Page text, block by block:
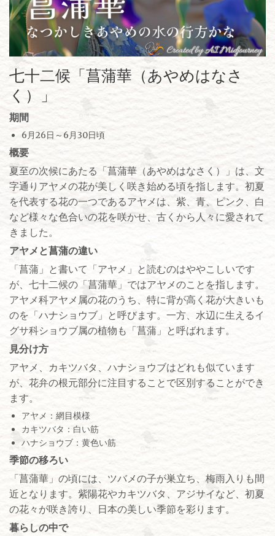
七十二候「菖蒲華（あやめはなさ
く）」
期間
6月26日～6月30日頃
概要
夏至の次候にあたる「菖蒲華（あやめはなさく）」は、文
字通りアヤメの花が美しく咲き始める頃を指します。初夏
を代表する花の一つであるアヤメは、紫、青、ピンク、白
など様々な色合いの花を咲かせ、古くから人々に愛されて
きました。
アヤメと菖蒲の違い
「菖蒲」と書いて「アヤメ」と読むのはややこしいです
が、七十二候の「菖蒲華」ではアヤメのことを指します。
アヤメ科アヤメ属の花のうち、特に背が高く花が大きいも
のを「ハナショウブ」と呼びます。一方、水辺に生えるイ
グサ科ショウブ属の植物も「菖蒲」と呼ばれます。
見分け方
アヤメ、カキツバタ、ハナショウブはどれも似ています
が、花弁の根元部分に注目することで区別することができ
ます。
アヤメ：網目模様
カキツバタ：白い筋
ハナショウブ：黄色い筋
季節の移ろい
「菖蒲華」の頃には、ツバメの子が巣立ち、梅雨入りも間
近となります。紫陽花やカキツバタ、アジサイなど、初夏
の花々が咲き誇り、日本の美しい季節を彩ります。
暮らしの中で